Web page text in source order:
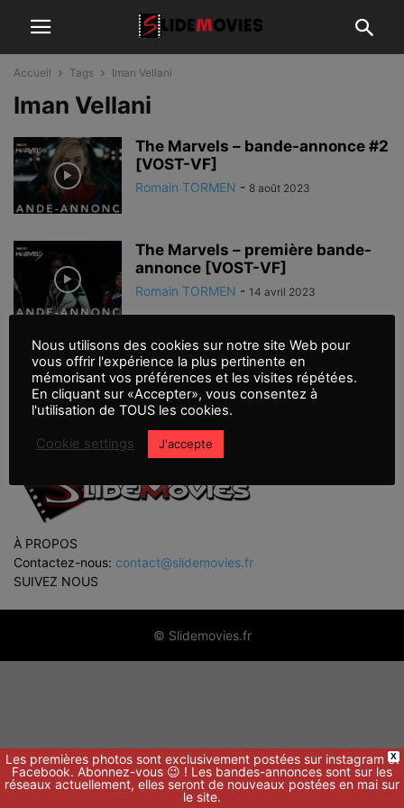
Accueil Tags Iman Vellani
Iman Vellani
The Marvels – bande-annonce #2
[VOST-VF]
Romain TORMEN - 8 août 2023
The Marvels – première bande-
annonce [VOST-VF]
Romain TORMEN - 14 avril 2023
Zawe Ashton rejoint ‘Captain
Marvel 2’
Romain TORMEN - 12 février 2021
À PROPOS
Contactez-nous: contact@slidemovies.fr
SUIVEZ NOUS
© Slidemovies.fr
Nous utilisons des cookies sur notre site Web pour
vous offrir l'expérience la plus pertinente en
mémorisant vos préférences et les visites répétées.
En cliquant sur «Accepter», vous consentez à
l'utilisation de TOUS les cookies.
Cookie settings J'accepte
X
Les premières photos sont exclusivement postées sur instagram et
Facebook. Abonnez-vous 😉 ! Les bandes-annonces sont sur les
réseaux actuellement, elles seront de nouveaux postées en mai sur
le site.